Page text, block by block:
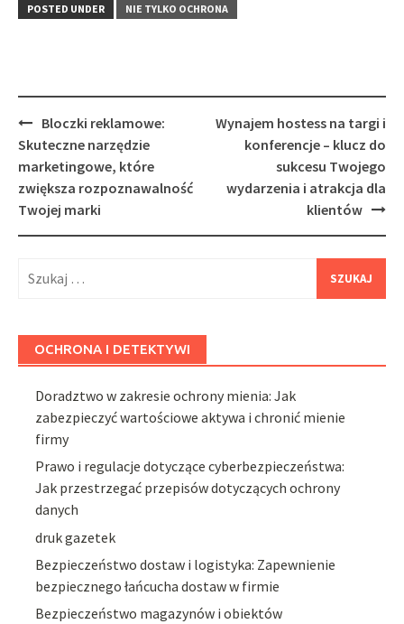
POSTED UNDER NIE TYLKO OCHRONA
Post
navigation
Bloczki reklamowe:
Skuteczne narzędzie
marketingowe, które
zwiększa rozpoznawalność
Twojej marki
Wynajem hostess na targi i
konferencje – klucz do
sukcesu Twojego
wydarzenia i atrakcja dla
klientów
OCHRONA I DETEKTYWI
Doradztwo w zakresie ochrony mienia: Jak
zabezpieczyć wartościowe aktywa i chronić mienie
firmy
Prawo i regulacje dotyczące cyberbezpieczeństwa:
Jak przestrzegać przepisów dotyczących ochrony
danych
druk gazetek
Bezpieczeństwo dostaw i logistyka: Zapewnienie
bezpiecznego łańcucha dostaw w firmie
Bezpieczeństwo magazynów i obiektów